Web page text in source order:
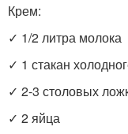
Крем:
✓ 1/2 литра молока
✓ 1 стакан
✓ 2-3 столовых
✓ 2 яйца